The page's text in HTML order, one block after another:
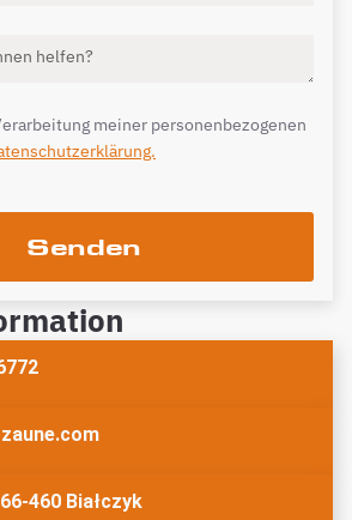
meiner personenbezogenen
Senden
460 Białczyk